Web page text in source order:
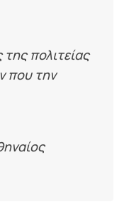
πολιτείας
που την